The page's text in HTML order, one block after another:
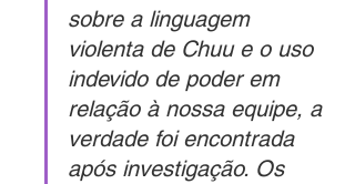
sobre a linguagem
violenta de Chuu e o uso
indevido de poder em
relação à nossa equipe, a
verdade foi encontrada
após investigação. Os